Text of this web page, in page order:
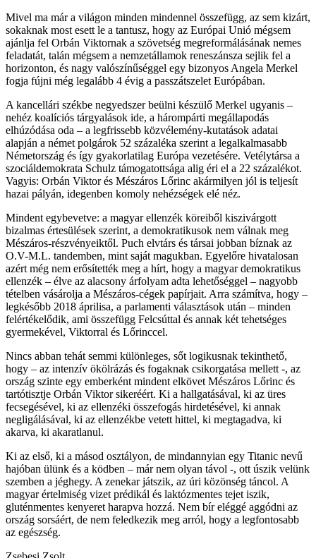
Mivel ma már a világon minden mindennel összefügg, az sem kizárt,
sokaknak most esett le a tantusz, hogy az Európai Unió mégsem
ajánlja fel Orbán Viktornak a szövetség megreformálásának nemes
feladatát, talán mégsem a nemzetállamok reneszánsza sejlik fel a
horizonton, és nagy valószínűséggel egy bizonyos Angela Merkel
fogja fújni még legalább 4 évig a passzátszelet Európában.
A kancellári székbe negyedszer beülni készülő Merkel ugyanis –
nehéz koalíciós tárgyalások ide, a hárompárti megállapodás
elhúzódása oda – a legfrissebb közvélemény-kutatások adatai
alapján a német polgárok 52 százaléka szerint a legalkalmasabb
Németország és így gyakorlatilag Európa vezetésére. Vetélytársa a
szociáldemokrata Schulz támogatottsága alig éri el a 22 százalékot.
Vagyis: Orbán Viktor és Mészáros Lőrinc akármilyen jól is teljesít
hazai pályán, idegenben komoly nehézségek elé néz.
Mindent egybevetve: a magyar ellenzék köreiből kiszivárgott
bizalmas értesülések szerint, a demokratikusok nem válnak meg
Mészáros-részvényeiktől. Puch elvtárs és társai jobban bíznak az
O.V-M.L. tandemben, mint saját magukban. Egyelőre hivatalosan
azért még nem erősítették meg a hírt, hogy a magyar demokratikus
ellenzék – élve az alacsony árfolyam adta lehetőséggel – nagyobb
tételben vásárolja a Mészáros-cégek papírjait. Arra számítva, hogy –
legkésőbb 2018 áprilisa, a parlamenti választások után – minden
felértékelődik, ami összefügg Felcsúttal és annak két tehetséges
gyermekével, Viktorral és Lőrinccel.
Nincs abban tehát semmi különleges, sőt logikusnak tekinthető,
hogy – az intenzív ökölrázás és fogaknak csikorgatása mellett -, az
ország szinte egy emberként mindent elkövet Mészáros Lőrinc és
tartótisztje Orbán Viktor sikeréért. Ki a hallgatásával, ki az üres
fecsegésével, ki az ellenzéki összefogás hirdetésével, ki annak
negligálásával, ki az ellenzékbe vetett hittel, ki megtagadva, ki
akarva, ki akaratlanul.
Ki az első, ki a másod osztályon, de mindannyian egy Titanic nevű
hajóban ülünk és a ködben – már nem olyan távol -, ott úszik velünk
szemben a jéghegy. A zenekar játszik, az úri közönség táncol. A
magyar értelmiség vizet prédikál és laktózmentes tejet iszik,
gluténmentes kenyeret harapva hozzá. Nem bír eléggé aggódni az
ország sorsáért, de nem feledkezik meg arról, hogy a legfontosabb
az egészség.